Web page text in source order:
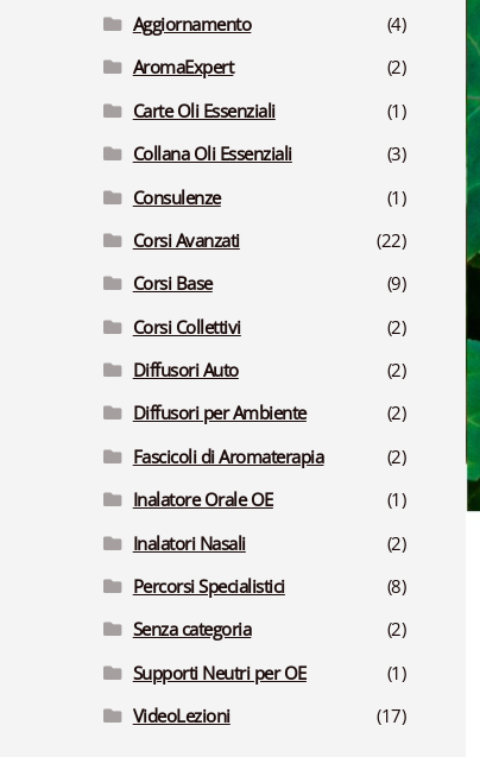
Aggiornamento
(4)
AromaExpert
(2)
Carte Oli Essenziali
(1)
Collana Oli Essenziali
(3)
Consulenze
(1)
Corsi Avanzati
(22)
Corsi Base
(9)
Corsi Collettivi
(2)
Diffusori Auto
(2)
Diffusori per Ambiente
(2)
Fascicoli di Aromaterapia
(2)
Inalatore Orale OE
(1)
Inalatori Nasali
(2)
Percorsi Specialistici
(8)
Senza categoria
(2)
Supporti Neutri per OE
(1)
VideoLezioni
(17)